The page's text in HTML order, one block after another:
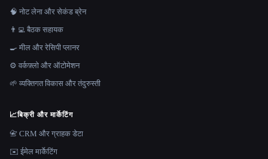
🧠 नोट लेना और सेकंड ब्रेन
👨‍💻 बैठक सहायक
🍳 मील और रेसिपी प्लानर
⚙️ वर्कफ़्लो और ऑटोमेशन
🌱 व्यक्तिगत विकास और तंदुरुस्ती
📈बिक्री और मार्केटिंग
📇 CRM और ग्राहक डेटा
✉️ ईमेल मार्केटिंग